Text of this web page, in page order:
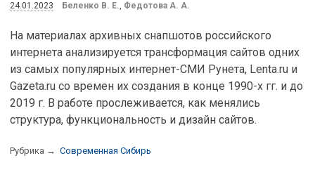
24.01.2023 Беленко В. Е., Федотова А. А.
На материалах архивных снапшотов российского
интернета анализируется трансформация сайтов одних
из самых популярных интернет-СМИ Рунета, Lenta.ru и
Gazeta.ru со времен их создания в конце 1990-х гг. и до
2019 г. В работе прослеживается, как менялись
структура, функциональность и дизайн сайтов.
Рубрика → Современная Сибирь